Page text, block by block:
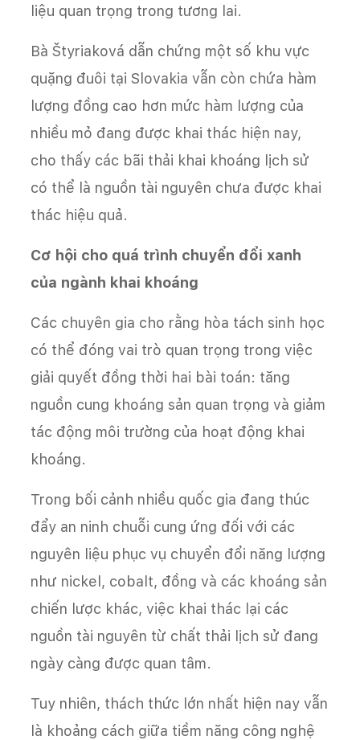
liệu quan trọng trong tương lai.
Bà Štyriaková dẫn chứng một số khu vực
quặng đuôi tại Slovakia vẫn còn chứa hàm
lượng đồng cao hơn mức hàm lượng của
nhiều mỏ đang được khai thác hiện nay,
cho thấy các bãi thải khai khoáng lịch sử
có thể là nguồn tài nguyên chưa được khai
thác hiệu quả.
Cơ hội cho quá trình chuyển đổi xanh
của ngành khai khoáng
Các chuyên gia cho rằng hòa tách sinh học
có thể đóng vai trò quan trọng trong việc
giải quyết đồng thời hai bài toán: tăng
nguồn cung khoáng sản quan trọng và giảm
tác động môi trường của hoạt động khai
khoáng.
Trong bối cảnh nhiều quốc gia đang thúc
đẩy an ninh chuỗi cung ứng đối với các
nguyên liệu phục vụ chuyển đổi năng lượng
như nickel, cobalt, đồng và các khoáng sản
chiến lược khác, việc khai thác lại các
nguồn tài nguyên từ chất thải lịch sử đang
ngày càng được quan tâm.
Tuy nhiên, thách thức lớn nhất hiện nay vẫn
là khoảng cách giữa tiềm năng công nghệ